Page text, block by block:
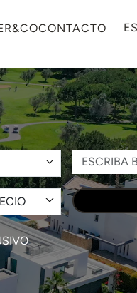
CONTACTO